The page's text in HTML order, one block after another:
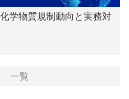
学物質規制動向と実務対
一覧